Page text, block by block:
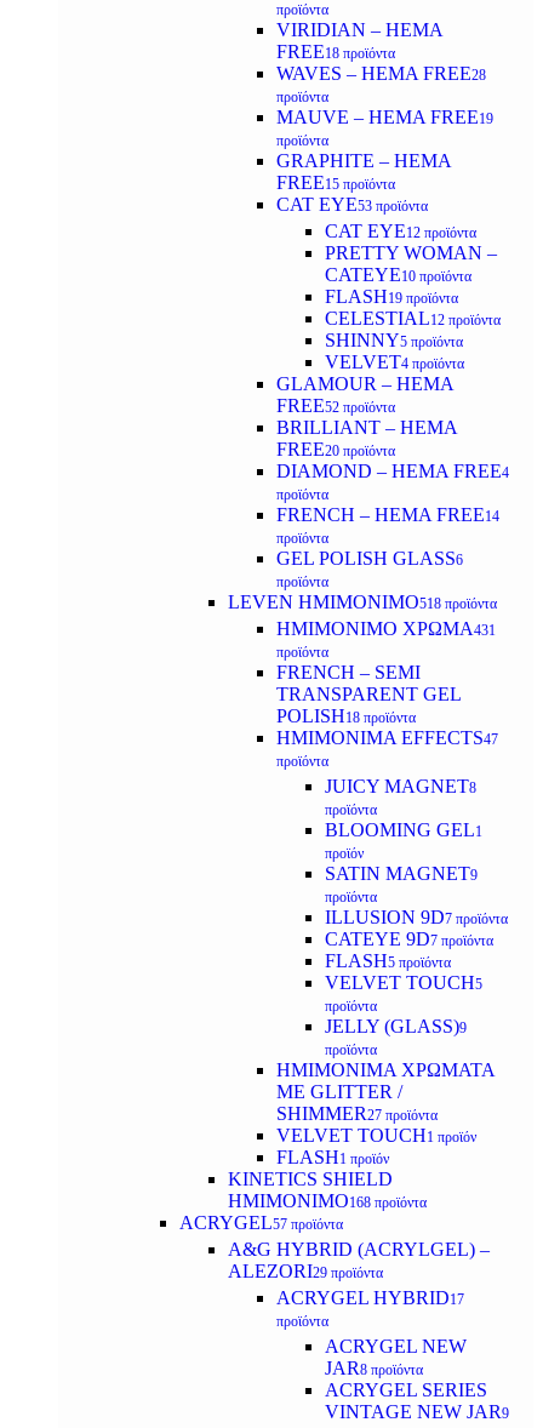
προϊόντα
VIRIDIAN – HEMA
FREE18 προϊόντα
WAVES – HEMA FREE28
προϊόντα
MAUVE – HEMA FREE19
προϊόντα
GRAPHITE – HEMA
FREE15 προϊόντα
CAT EYE53 προϊόντα
CAT EYE12 προϊόντα
PRETTY WOMAN –
CATEYE10 προϊόντα
FLASH19 προϊόντα
CELESTIAL12 προϊόντα
SHINNY5 προϊόντα
VELVET4 προϊόντα
GLAMOUR – HEMA
FREE52 προϊόντα
BRILLIANT – HEMA
FREE20 προϊόντα
DIAMOND – HEMA FREE4
προϊόντα
FRENCH – HEMA FREE14
προϊόντα
GEL POLISH GLASS6
προϊόντα
LEVEN ΗΜΙΜΟΝΙΜΟ518 προϊόντα
ΗΜΙΜΟΝΙΜΟ ΧΡΩΜΑ431
προϊόντα
FRENCH – SEMI
TRANSPARENT GEL
POLISH18 προϊόντα
HMIMONIMA EFFECTS47
προϊόντα
JUICY MAGNET8
προϊόντα
BLOOMING GEL1
προϊόν
SATIN MAGNET9
προϊόντα
ILLUSION 9D7 προϊόντα
CATEYE 9D7 προϊόντα
FLASH5 προϊόντα
VELVET TOUCH5
προϊόντα
JELLY (GLASS)9
προϊόντα
ΗΜΙΜΟΝΙΜA ΧΡΩΜΑΤΑ
ΜΕ GLITTER /
SHIMMER27 προϊόντα
VELVET TOUCH1 προϊόν
FLASH1 προϊόν
KINETICS SHIELD
ΗΜΙΜΟΝΙΜΟ168 προϊόντα
ACRYGEL57 προϊόντα
A&G HYBRID (ACRYLGEL) –
ALEZORI29 προϊόντα
ACRYGEL HYBRID17
προϊόντα
ACRYGEL NEW
JAR8 προϊόντα
ACRYGEL SERIES
VINTAGE NEW JAR9